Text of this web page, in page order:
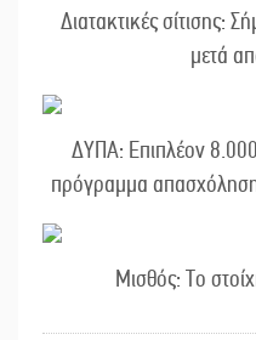
Διατακτικές σίτισης:
μετά
ΔΥΠΑ: Επιπλέον 8.000
πρόγραμμα
Μισθός: Το